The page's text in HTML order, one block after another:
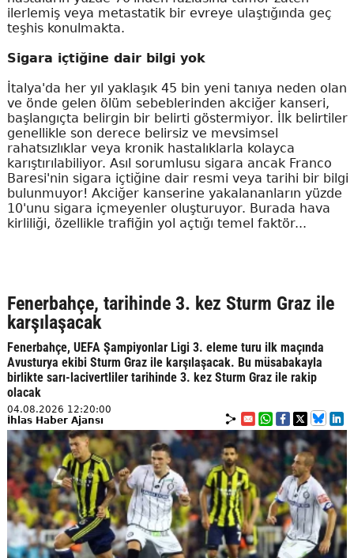
ilerlemiş veya metastatik bir evreye ulaştığında geç
teşhis konulmakta.
Sigara içtiğine dair bilgi yok
İtalya'da her yıl yaklaşık 45 bin yeni tanıya neden olan
ve önde gelen ölüm sebeblerinden akciğer kanseri,
başlangıçta belirgin bir belirti göstermiyor. İlk belirtiler
genellikle son derece belirsiz ve mevsimsel
rahatsızlıklar veya kronik hastalıklarla kolayca
karıştırılabiliyor. Asıl sorumlusu sigara ancak Franco
Baresi'nin sigara içtiğine dair resmi veya tarihi bir bilgi
bulunmuyor! Akciğer kanserine yakalananların yüzde
10'unu sigara içmeyenler oluşturuyor. Burada hava
kirliliği, özellikle trafiğin yol açtığı temel faktör...
Fenerbahçe, tarihinde 3. kez Sturm Graz ile
karşılaşacak
Fenerbahçe, UEFA Şampiyonlar Ligi 3. eleme turu ilk maçında
Avusturya ekibi Sturm Graz ile karşılaşacak. Bu müsabakayla
birlikte sarı-lacivertliler tarihinde 3. kez Sturm Graz ile rakip
olacak
04.08.2026 12:20:00
İhlas Haber Ajansı